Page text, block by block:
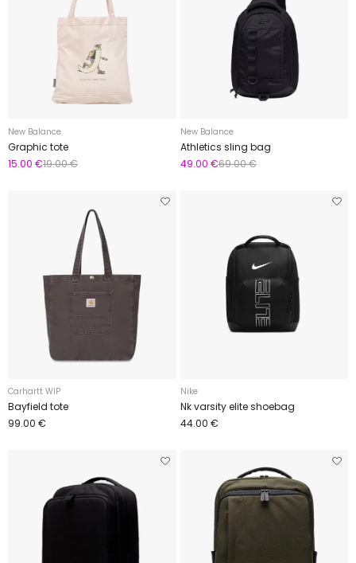
New Balance
Graphic tote
15.00 €19.00 €
New Balance
Athletics sling bag
49.00 €69.00 €
Carhartt WIP
Bayfield tote
99.00 €
Nike
Nk varsity elite shoebag
44.00 €